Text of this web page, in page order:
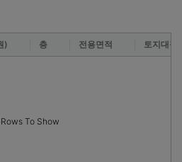
) 층 전용면적 토지대장
To Show